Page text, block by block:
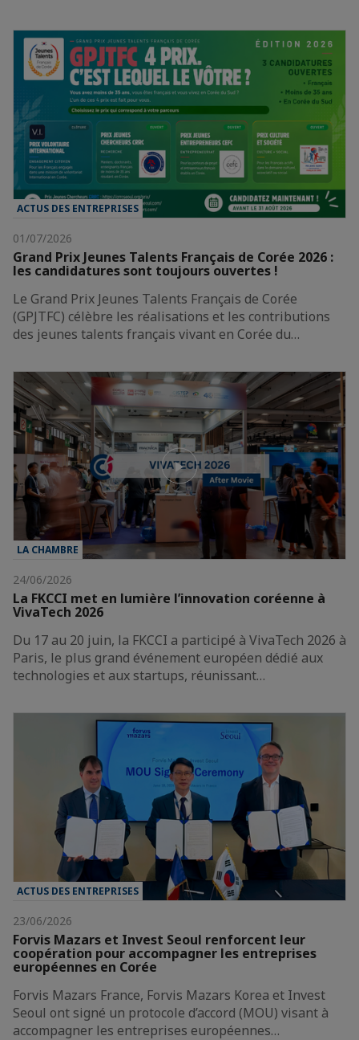
ACTUS DES ENTREPRISES
01/07/2026
Grand Prix Jeunes Talents Français de Corée 2026 :
les candidatures sont toujours ouvertes !
Le Grand Prix Jeunes Talents Français de Corée
(GPJTFC) célèbre les réalisations et les contributions
des jeunes talents français vivant en Corée du…
LA CHAMBRE
24/06/2026
La FKCCI met en lumière l’innovation coréenne à
VivaTech 2026
Du 17 au 20 juin, la FKCCI a participé à VivaTech 2026 à
Paris, le plus grand événement européen dédié aux
technologies et aux startups, réunissant…
ACTUS DES ENTREPRISES
23/06/2026
Forvis Mazars et Invest Seoul renforcent leur
coopération pour accompagner les entreprises
européennes en Corée
Forvis Mazars France, Forvis Mazars Korea et Invest
Seoul ont signé un protocole d’accord (MOU) visant à
accompagner les entreprises européennes…